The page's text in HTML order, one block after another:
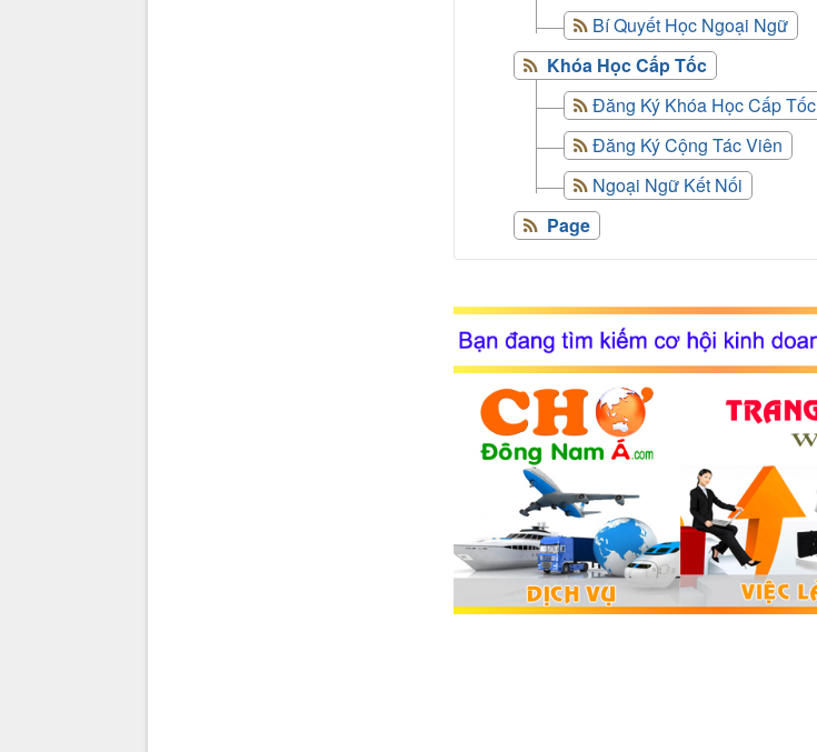
Bí Quyết Học Ngoại Ngữ
Khóa Học Cấp Tốc
Đăng Ký Khóa Học Cấp Tốc
Đăng Ký Cộng Tác Viên
Ngoại Ngữ Kết Nối
Page